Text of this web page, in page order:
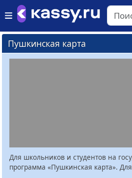
Пушкинская карта
Для школьников и студентов на
программа «Пушкинская карта».